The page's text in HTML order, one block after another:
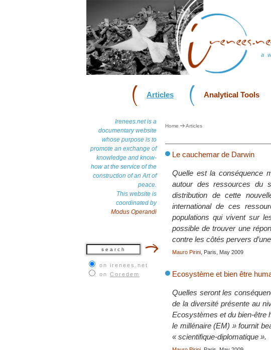
a
Articles Analytical Tools
Irenees.net is a
documentary website
whose purpose is to
promote an exchange of
knowledge and know-
how at the service of the
construction of an Art of
peace.
This website is
coordinated by
Modus Operandi
on irenees.net
on Coredem
Home Articles
Le cauchemar de Darwin
Quelle est la conséquence
autour des ressources du
distribution de cette
international de ces
populations qui vivent sur
possible de trouver une
contre les côtés pervers
Mauro Pirini , Paris, May 2009
Ecosystème et bien être
Quelles seront les
de la diversité présente au
Ecosystèmes et du bien-être
le millénaire (EM) » fournit
« scientifique-diplomatique ».